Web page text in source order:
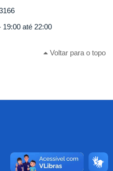
19:00 até 22:00
Voltar para o topo